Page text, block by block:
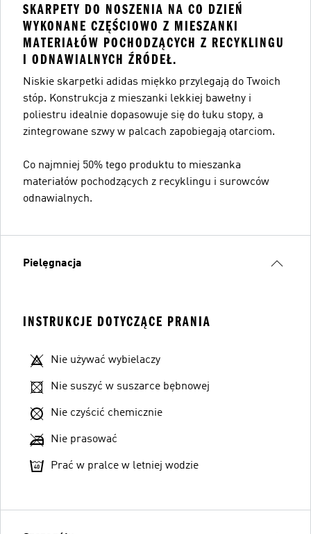
SKARPETY DO NOSZENIA NA CO DZIEŃ
WYKONANE CZĘŚCIOWO Z MIESZANKI
MATERIAŁÓW POCHODZĄCYCH Z RECYKLINGU
I ODNAWIALNYCH ŹRÓDEŁ.
Niskie skarpetki adidas miękko przylegają do Twoich
stóp. Konstrukcja z mieszanki lekkiej bawełny i
poliestru idealnie dopasowuje się do łuku stopy, a
zintegrowane szwy w palcach zapobiegają otarciom.
Co najmniej 50% tego produktu to mieszanka
materiałów pochodzących z recyklingu i surowców
odnawialnych.
Pielęgnacja
INSTRUKCJE DOTYCZĄCE PRANIA
Nie używać wybielaczy
Nie suszyć w suszarce bębnowej
Nie czyścić chemicznie
Nie prasować
Prać w pralce w letniej wodzie